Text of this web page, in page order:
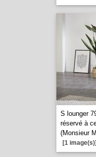
S lounger
réservé à
(Monsieur
[1 image(s)]